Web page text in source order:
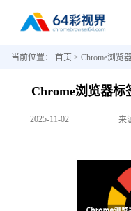
当前位置： 首页 > Chrome浏览
Chrome浏览器标
2025-11-02 来